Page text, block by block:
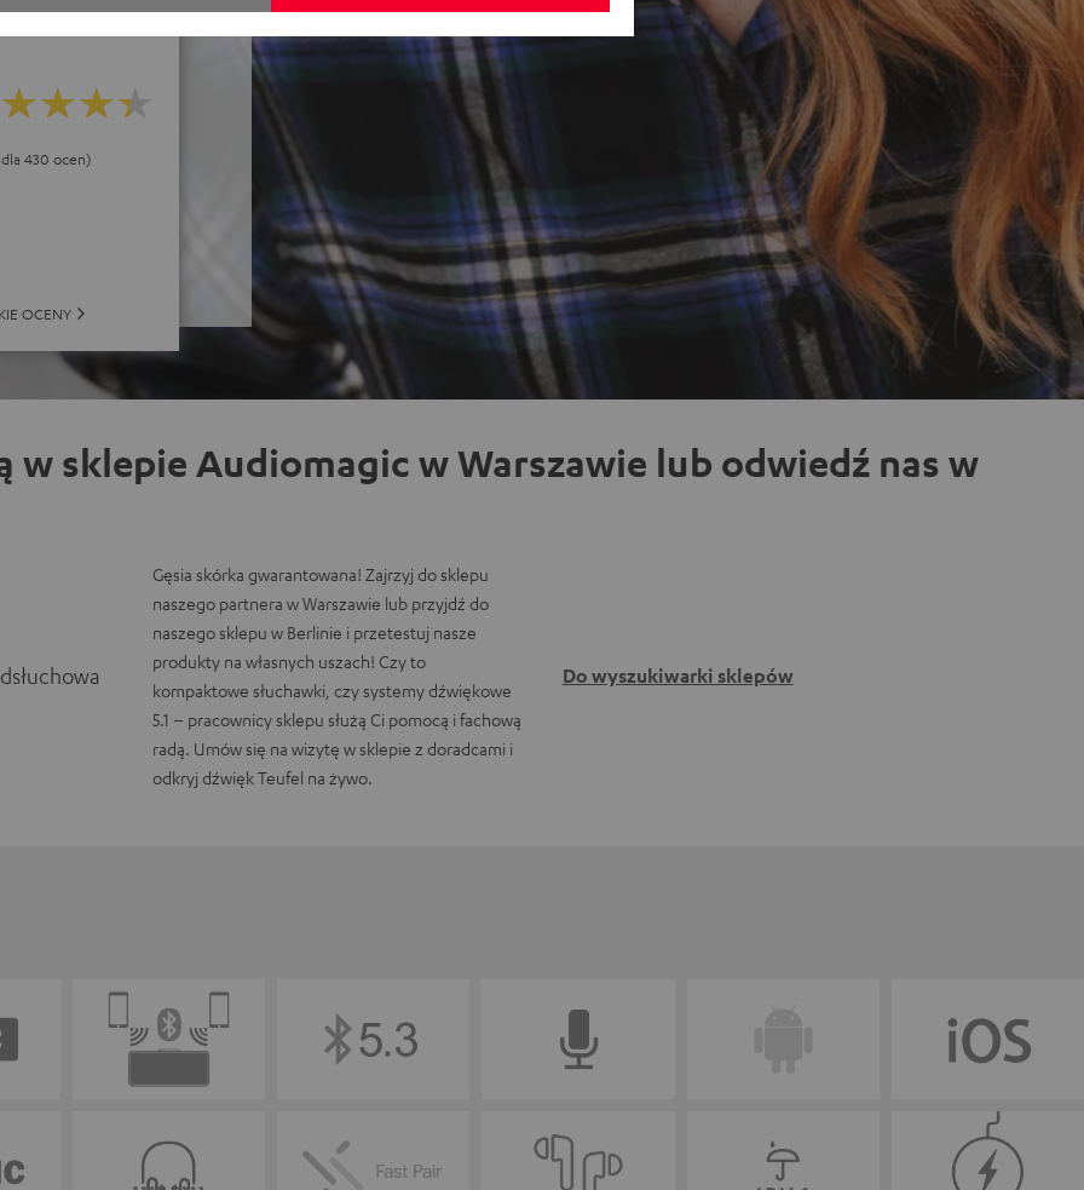
dla 430 ocen)
OCENY
w sklepie Audiomagic w Warszawie lub odwiedź nas w
Gęsia skórka gwarantowana! Zajrzyj do sklepu
naszego partnera w Warszawie lub przyjdź do
naszego sklepu w Berlinie i przetestuj nasze
produkty na własnych uszach! Czy to
kompaktowe słuchawki, czy systemy dźwiękowe
5.1 – pracownicy sklepu służą Ci pomocą i fachową
radą. Umów się na wizytę w sklepie z doradcami i
odkryj dźwięk Teufel na żywo.
Do wyszukiwarki sklepów